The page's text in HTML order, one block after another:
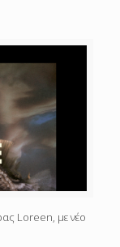
Loreen, με νέο